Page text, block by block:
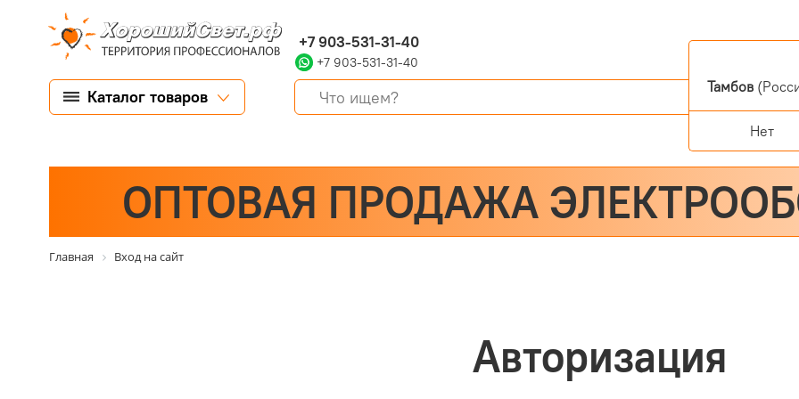
+7 903-531-31-40
+7 903-531-31-40
Каталог товаров
ОПТОВАЯ ПРОДАЖА
Главная Вход на сайт
Авторизация
Тамбов
Нет